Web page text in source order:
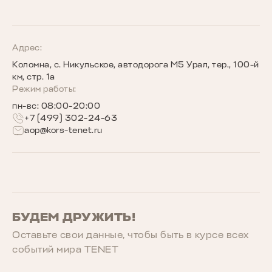
Программы страхования
Запись на сервис
Сообщество владельцев TENET
Беговое сообщество TENET
БУДЕМ ДРУЖИТЬ!
Оставьте свои данные, чтобы быть в курcе всех
событий мира TENET
Адрес:
Коломна, с. Никульское, автодорога М5 Урал, тер., 100-й
км, стр. 1а
Режим работы:
пн-вс: 08:00-20:00
+7 (499) 302-24-63
aop@kors-tenet.ru